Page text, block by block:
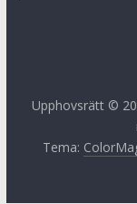
Upphovsrätt ©
Tema: